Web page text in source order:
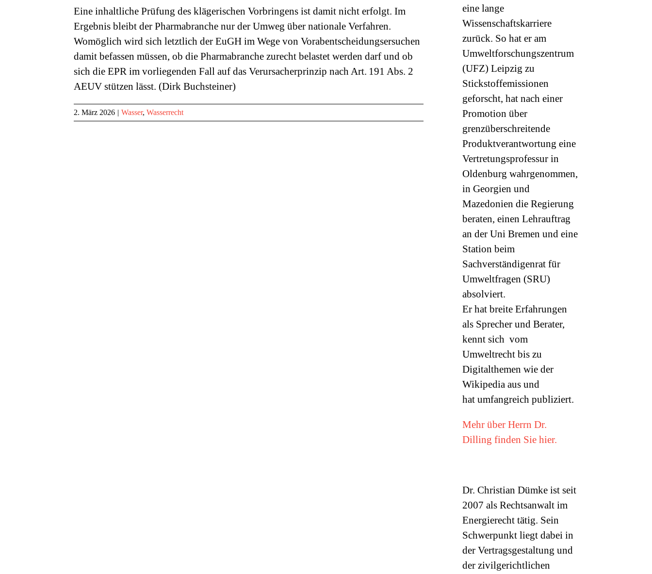
Eine inhaltliche Prüfung des klägerischen Vorbringens ist damit nicht erfolgt. Im
Ergebnis bleibt der Pharmabranche nur der Umweg über nationale Verfahren.
Womöglich wird sich letztlich der EuGH im Wege von Vorabentscheidungsersuchen
damit befassen müssen, ob die Pharmabranche zurecht belastet werden darf und ob
sich die EPR im vorliegenden Fall auf das Verursacherprinzip nach Art. 191 Abs. 2
AEUV stützen lässt. (Dirk Buchsteiner)
2. März 2026 | Wasser, Wasserrecht
eine lange
Wissenschaftskarriere
zurück. So hat er am
Umweltforschungszentrum
(UFZ) Leipzig zu
Stickstoffemissionen
geforscht, hat nach einer
Promotion über
grenzüberschreitende
Produktverantwortung eine
Vertretungsprofessur in
Oldenburg wahrgenommen,
in Georgien und
Mazedonien die Regierung
beraten, einen Lehrauftrag
an der Uni Bremen und eine
Station beim
Sachverständigenrat für
Umweltfragen (SRU)
absolviert.
Er hat breite Erfahrungen
als Sprecher und Berater,
kennt sich vom
Umweltrecht bis zu
Digitalthemen wie der
Wikipedia aus und
hat umfangreich publiziert.
Mehr über Herrn Dr.
Dilling finden Sie hier.
Dr. Christian Dümke ist seit
2007 als Rechtsanwalt im
Energierecht tätig. Sein
Schwerpunkt liegt dabei in
der Vertragsgestaltung und
der zivilgerichtlichen